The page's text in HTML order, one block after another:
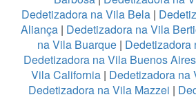
Dedetizadora na Vila Bela |
Aliança | Dedetizadora na Vila
na Vila Buarque| Dedetizadora
Dedetizadora na Vila Buenos Aires
Vila California | Dedetizadora na
Dedetizadora na Vila Mazzei |